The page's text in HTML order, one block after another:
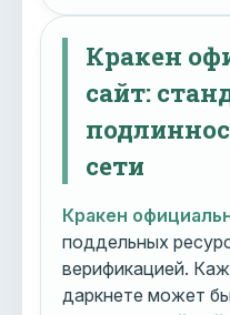
Кракен
сайт:
сети
Кракен
поддельных
верификацией.
даркнете может